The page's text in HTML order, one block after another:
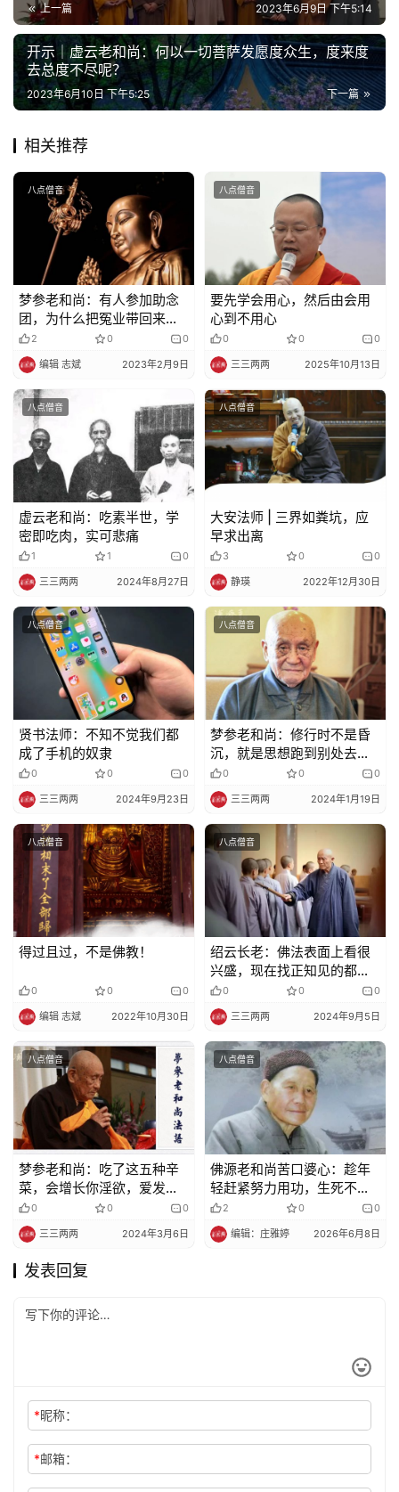
免
责
声
明
上一篇 2023年6月9日 下午5:14
开示｜虚云老和尚：何以一切菩萨发愿度众生，度来度
去总度不尽呢？
下一篇
2023年6月10日 下午5:25
相关推荐
八点僧音
梦参老和尚：有人参加助念
团，为什么把冤业带回来了
？2 0 0
编辑 志斌 2023年2月9日
八点僧音
要先学会用心，然后由会用
心到不用心
0 0 0
三三两两 2025年10月13日
八点僧音
虚云老和尚：吃素半世，学
密即吃肉，实可悲痛
1 1 0
三三两两 2024年8月27日
八点僧音
大安法师 | 三界如粪坑，应
早求出离
3 0 0
静瑛 2022年12月30日
八点僧音
贤书法师：不知不觉我们都
成了手机的奴隶
0 0 0
三三两两 2024年9月23日
八点僧音
梦参老和尚：修行时不是昏
沉，就是思想跑到别处去
了，怎么对治？
0 0 0
三三两两 2024年1月19日
八点僧音
得过且过，不是佛教！
0 0 0
编辑 志斌 2022年10月30日
八点僧音
绍云长老：佛法表面上看很
兴盛，现在找正知见的都少
了0 0 0
三三两两 2024年9月5日
八点僧音
梦参老和尚：吃了这五种辛
菜，会增长你淫欲，爱发脾
气0 0 0
三三两两 2024年3月6日
八点僧音
佛源老和尚苦口婆心：趁年
轻赶紧努力用功，生死不了
好可怜的！
2 0 0
编辑：庄雅婷 2026年6月8日
发表回复
*昵称：
*邮箱：